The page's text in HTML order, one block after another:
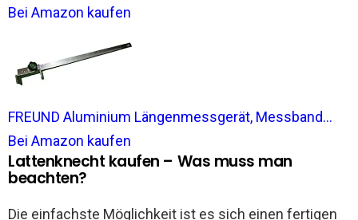
Bei Amazon kaufen
FREUND Aluminium Längenmessgerät, Messband...
Bei Amazon kaufen
Lattenknecht kaufen – Was muss man
beachten?
Die einfachste Möglichkeit ist es sich einen fertigen